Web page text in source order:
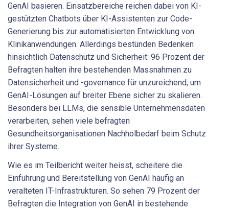
GenAI basieren. Einsatzbereiche reichen dabei von KI-
gestützten Chatbots über KI-Assistenten zur Code-
Generierung bis zur automatisierten Entwicklung von
Klinikanwendungen. Allerdings bestünden Bedenken
hinsichtlich Datenschutz und Sicherheit: 96 Prozent der
Befragten halten ihre bestehenden Massnahmen zu
Datensicherheit und -governance für unzureichend, um
GenAI-Lösungen auf breiter Ebene sicher zu skalieren.
Besonders bei LLMs, die sensible Unternehmensdaten
verarbeiten, sehen viele befragten
Gesundheitsorganisationen Nachholbedarf beim Schutz
ihrer Systeme.
Wie es im Teilbericht weiter heisst, scheitere die
Einführung und Bereitstellung von GenAI häufig an
veralteten IT-Infrastrukturen. So sehen 79 Prozent der
Befragten die Integration von GenAI in bestehende